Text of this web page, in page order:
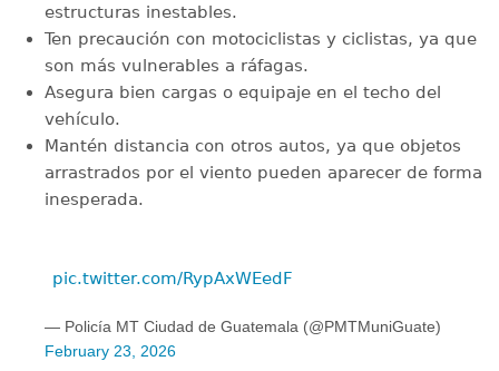
estructuras inestables.
Ten precaución con motociclistas y ciclistas, ya que
son más vulnerables a ráfagas.
Asegura bien cargas o equipaje en el techo del
vehículo.
Mantén distancia con otros autos, ya que objetos
arrastrados por el viento pueden aparecer de forma
inesperada.
pic.twitter.com/RypAxWEedF
— Policía MT Ciudad de Guatemala (@PMTMuniGuate)
February 23, 2026